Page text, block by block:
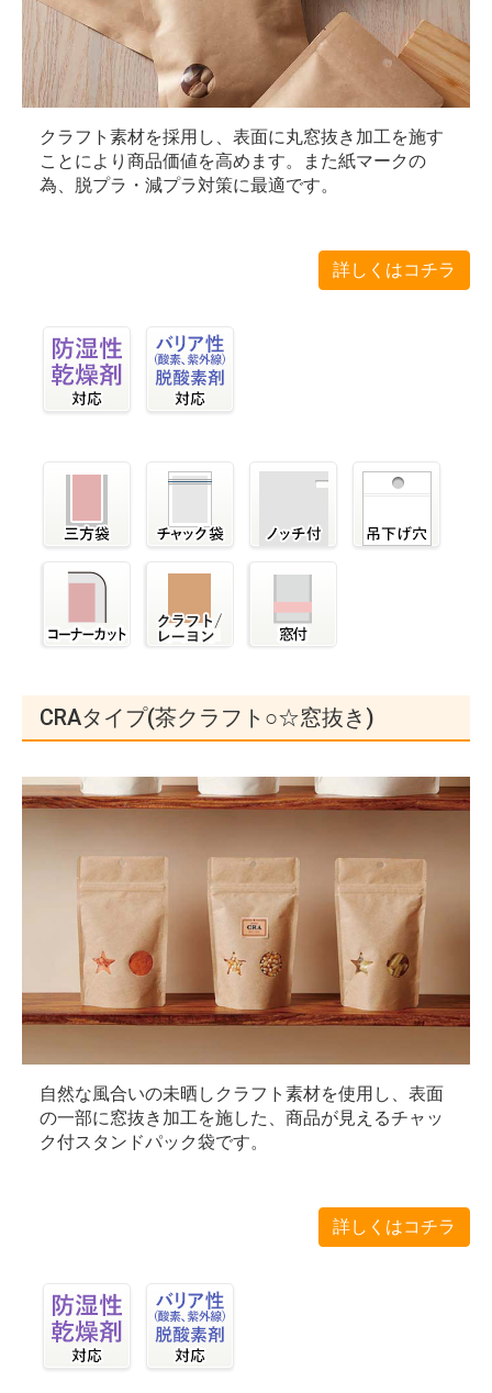
クラフト素材を採用し、表面に丸窓抜き加工を施す
ことにより商品価値を高めます。また紙マークの
為、脱プラ・減プラ対策に最適です。
詳しくはコチラ
CRAタイプ(茶クラフト○☆窓抜き)
自然な風合いの未晒しクラフト素材を使用し、表面
の一部に窓抜き加工を施した、商品が見えるチャッ
ク付スタンドパック袋です。
詳しくはコチラ